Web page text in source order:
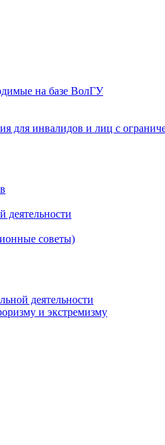
на базе ВолГУ
для инвалидов и лиц с
деятельности
советы)
деятельности
и экстремизму